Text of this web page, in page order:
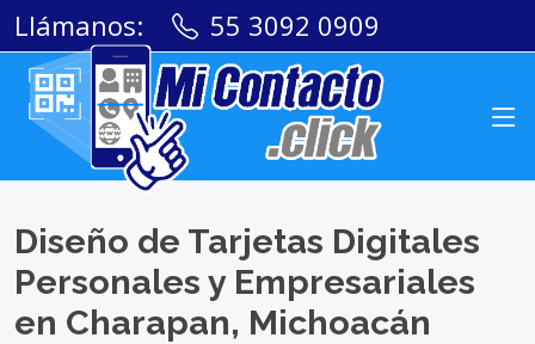
Llámanos: 55 3092 0909
Diseño de Tarjetas Digitales
Personales y Empresariales
en Charapan, Michoacán